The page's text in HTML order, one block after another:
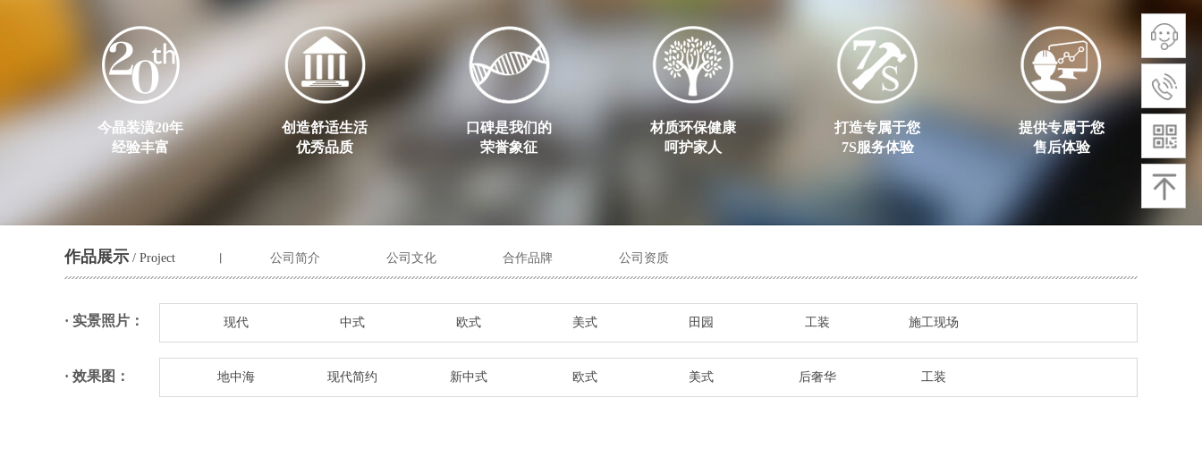
今晶装潢20年
经验丰富
提供专属于您
售后体验
打造专属于您
7S服务体验
材质环保健康
呵护家人
口碑是我们的
荣誉象征
创造舒适生活
优秀品质
公司简介 公司文化 合作品牌 公司资质
作品展示 / Project
现代 中式 欧式 美式 田园 工装 施工现场
· 实景照片：
地中海 现代简约 新中式 欧式 美式 后奢华 工装
· 效果图：